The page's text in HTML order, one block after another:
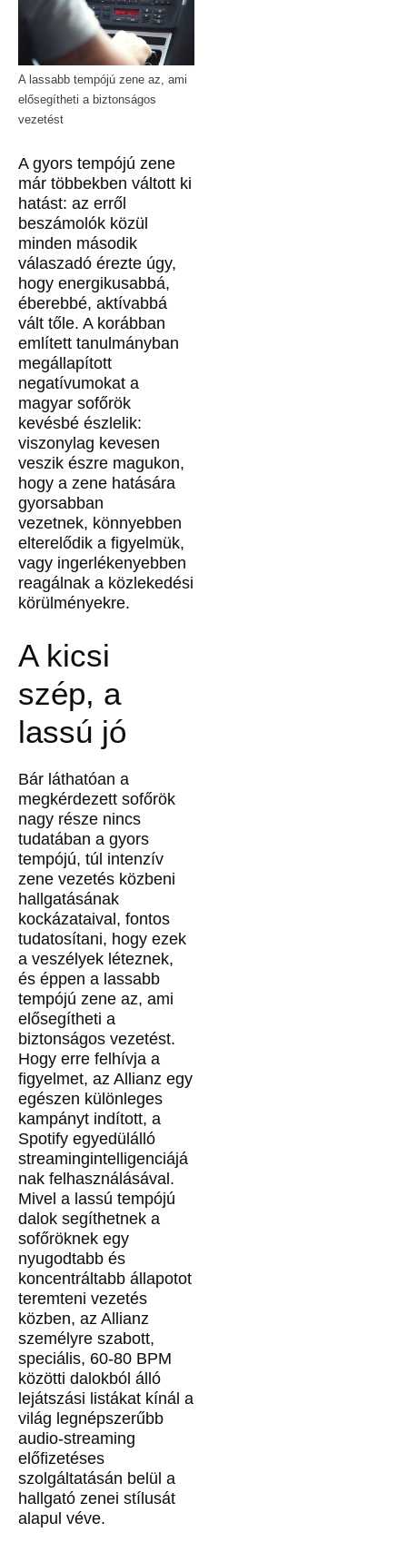
A lassabb tempójú zene az, ami
elősegítheti a biztonságos
vezetést
A gyors tempójú zene
már többekben váltott ki
hatást: az erről
beszámolók közül
minden második
válaszadó érezte úgy,
hogy energikusabbá,
éberebbé, aktívabbá
vált tőle. A korábban
említett tanulmányban
megállapított
negatívumokat a
magyar sofőrök
kevésbé észlelik:
viszonylag kevesen
veszik észre magukon,
hogy a zene hatására
gyorsabban
vezetnek, könnyebben
elterelődik a figyelmük,
vagy ingerlékenyebben
reagálnak a közlekedési
körülményekre.
A kicsi
szép, a
lassú jó
Bár láthatóan a
megkérdezett sofőrök
nagy része nincs
tudatában a gyors
tempójú, túl intenzív
zene vezetés közbeni
hallgatásának
kockázataival, fontos
tudatosítani, hogy ezek
a veszélyek léteznek,
és éppen a lassabb
tempójú zene az, ami
elősegítheti a
biztonságos vezetést.
Hogy erre felhívja a
figyelmet, az Allianz egy
egészen különleges
kampányt indított, a
Spotify egyedülálló
streamingintelligenciájá
nak felhasználásával.
Mivel a lassú tempójú
dalok segíthetnek a
sofőröknek egy
nyugodtabb és
koncentráltabb állapotot
teremteni vezetés
közben, az Allianz
személyre szabott,
speciális, 60-80 BPM
közötti dalokból álló
lejátszási listákat kínál a
világ legnépszerűbb
audio-streaming
előfizetéses
szolgáltatásán belül a
hallgató zenei stílusát
alapul véve.